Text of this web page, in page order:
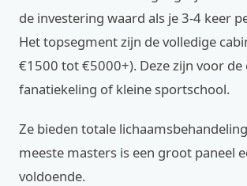
de investering waard als je 3-4 keer
Het topsegment zijn de volledige
€1500 tot €5000+). Deze zijn voor de
fanatiekeling of kleine sportschool.
Ze bieden totale
meeste masters is een groot paneel
voldoende.